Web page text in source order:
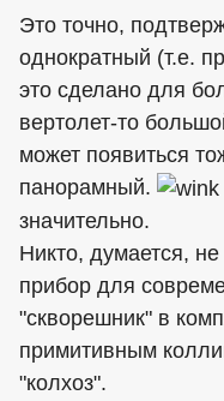
Это точно,
однократный (т.е.
это сделано для
вертолет-то
может появиться
панорамный.
значительно.
Никто, думается,
прибор для
"скворешник" в
примитивным
"колхоз".